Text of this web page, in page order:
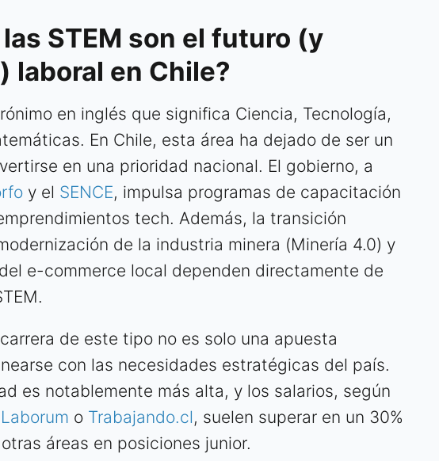
STEM son el futuro (y
laboral en Chile?
en inglés que significa Ciencia, Tecnología,
En Chile, esta área ha dejado de ser un
en una prioridad nacional. El gobierno, a
y el SENCE, impulsa programas de capacitación
tech. Además, la transición
de la industria minera (Minería 4.0) y
e-commerce local dependen directamente de
de este tipo no es solo una apuesta
con las necesidades estratégicas del país.
es notablemente más alta, y los salarios, según
Laborum o Trabajando.cl, suelen superar en un 30%
áreas en posiciones junior.